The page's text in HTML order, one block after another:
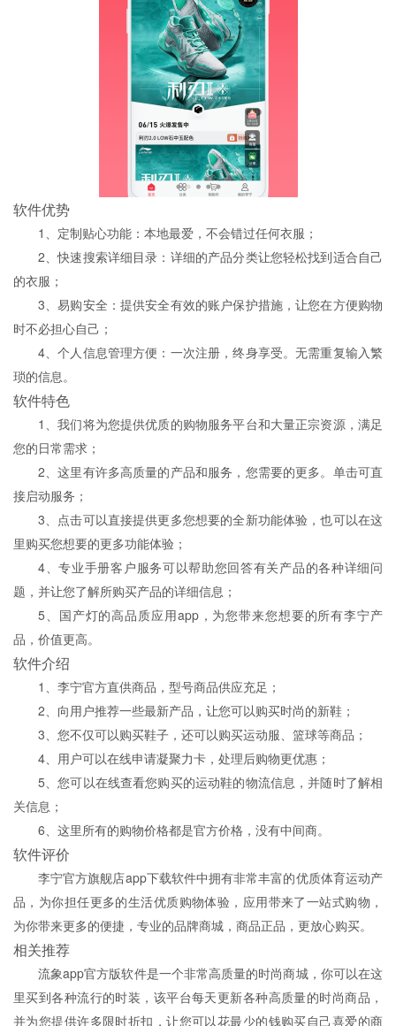
软件优势
1、定制贴心功能：本地最爱，不会错过任何衣服；
2、快速搜索详细目录：详细的产品分类让您轻松找到适合自己
的衣服；
3、易购安全：提供安全有效的账户保护措施，让您在方便购物
时不必担心自己；
4、个人信息管理方便：一次注册，终身享受。无需重复输入繁
琐的信息。
软件特色
1、我们将为您提供优质的购物服务平台和大量正宗资源，满足
您的日常需求；
2、这里有许多高质量的产品和服务，您需要的更多。单击可直
接启动服务；
3、点击可以直接提供更多您想要的全新功能体验，也可以在这
里购买您想要的更多功能体验；
4、专业手册客户服务可以帮助您回答有关产品的各种详细问
题，并让您了解所购买产品的详细信息；
5、国产灯的高品质应用app，为您带来您想要的所有李宁产
品，价值更高。
软件介绍
1、李宁官方直供商品，型号商品供应充足；
2、向用户推荐一些最新产品，让您可以购买时尚的新鞋；
3、您不仅可以购买鞋子，还可以购买运动服、篮球等商品；
4、用户可以在线申请凝聚力卡，处理后购物更优惠；
5、您可以在线查看您购买的运动鞋的物流信息，并随时了解相
关信息；
6、这里所有的购物价格都是官方价格，没有中间商。
软件评价
李宁官方旗舰店app下载软件中拥有非常丰富的优质体育运动产
品，为你担任更多的生活优质购物体验，应用带来了一站式购物，
为你带来更多的便捷，专业的品牌商城，商品正品，更放心购买。
相关推荐
流象app官方版软件是一个非常高质量的时尚商城，你可以在这
里买到各种流行的时装，该平台每天更新各种高质量的时尚商品，
并为您提供许多限时折扣，让您可以花最少的钱购买自己喜爱的商